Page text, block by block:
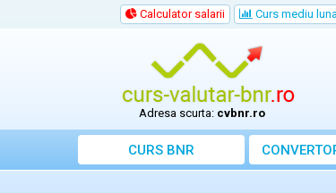
Calculator salarii Curs mediu
Adresa scurta: cvbnr.ro
CURS BNR